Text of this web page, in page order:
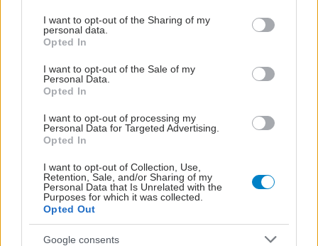
not limited to your visit or usage behaviour. You may click to
grant or deny consent to Google and its third-party tags to
use your data for below specified purposes in below Google
consent section.
I want to opt-out of the Sharing of my
personal data.
Opted In
I want to opt-out of the Sale of my
Personal Data.
Opted In
I want to opt-out of processing my
Personal Data for Targeted Advertising.
Opted In
I want to opt-out of Collection, Use,
Retention, Sale, and/or Sharing of my
Personal Data that Is Unrelated with the
Purposes for which it was collected.
Opted Out
Google consents